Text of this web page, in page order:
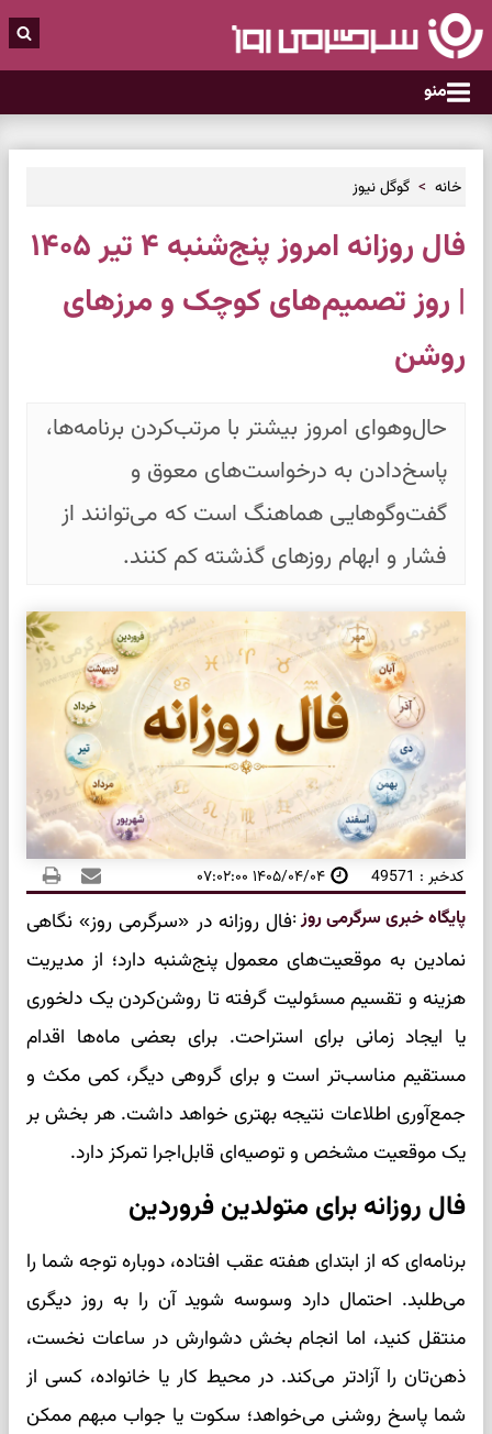
منو
خانه گوگل نیوز
فال روزانه امروز پنج‌شنبه ۴ تیر ۱۴۰۵
| روز تصمیم‌های کوچک و مرزهای
روشن
حال‌وهوای امروز بیشتر با مرتب‌کردن برنامه‌ها،
پاسخ‌دادن به درخواست‌های معوق و
گفت‌وگوهایی هماهنگ است که می‌توانند از
فشار و ابهام روزهای گذشته کم کنند.
کدخبر : 49571 ۱۴۰۵/۰۴/۰۴ ۰۷:۰۲:۰۰
پایگاه خبری سرگرمی روز:فال روزانه در «سرگرمی روز» نگاهی
نمادین به موقعیت‌های معمول پنج‌شنبه دارد؛ از مدیریت
هزینه و تقسیم مسئولیت گرفته تا روشن‌کردن یک دلخوری
یا ایجاد زمانی برای استراحت. برای بعضی ماه‌ها اقدام
مستقیم مناسب‌تر است و برای گروهی دیگر، کمی مکث و
جمع‌آوری اطلاعات نتیجه بهتری خواهد داشت. هر بخش بر
یک موقعیت مشخص و توصیه‌ای قابل‌اجرا تمرکز دارد.
فال روزانه برای متولدین فروردین
برنامه‌ای که از ابتدای هفته عقب افتاده، دوباره توجه شما را
می‌طلبد. احتمال دارد وسوسه شوید آن را به روز دیگری
منتقل کنید، اما انجام بخش دشوارش در ساعات نخست،
ذهن‌تان را آزادتر می‌کند. در محیط کار یا خانواده، کسی از
شما پاسخ روشنی می‌خواهد؛ سکوت یا جواب مبهم ممکن